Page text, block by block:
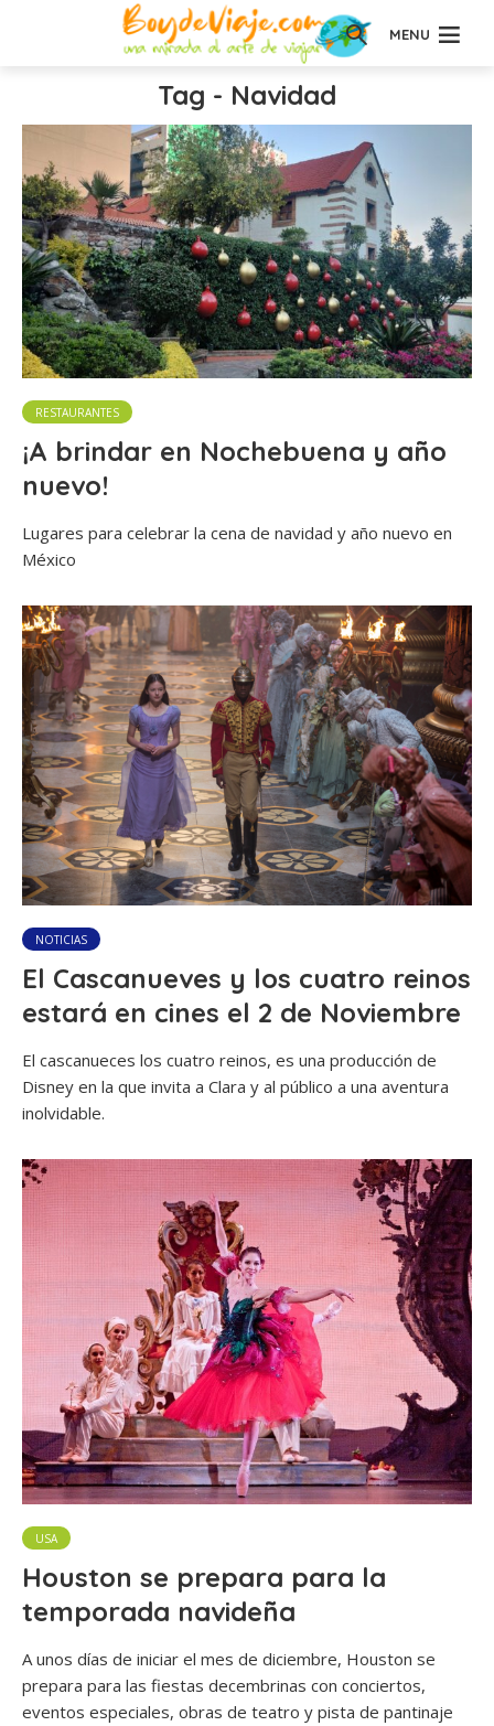
MENU
Tag - Navidad
RESTAURANTES
¡A brindar en Nochebuena y año
nuevo!
Lugares para celebrar la cena de navidad y año nuevo en
México
NOTICIAS
El Cascanueves y los cuatro reinos
estará en cines el 2 de Noviembre
El cascanueces los cuatro reinos, es una producción de
Disney en la que invita a Clara y al público a una aventura
inolvidable.
USA
Houston se prepara para la
temporada navideña
A unos días de iniciar el mes de diciembre, Houston se
prepara para las fiestas decembrinas con conciertos,
eventos especiales, obras de teatro y pista de pantinaje